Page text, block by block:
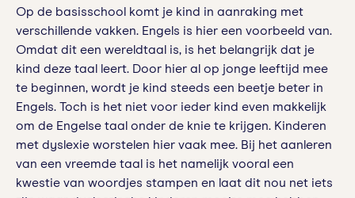
Op de basisschool komt je kind in aanraking met
verschillende vakken. Engels is hier een voorbeeld van.
Omdat dit een wereldtaal is, is het belangrijk dat je
kind deze taal leert. Door hier al op jonge leeftijd mee
te beginnen, wordt je kind steeds een beetje beter in
Engels. Toch is het niet voor ieder kind even makkelijk
om de Engelse taal onder de knie te krijgen. Kinderen
met dyslexie worstelen hier vaak mee. Bij het aanleren
van een vreemde taal is het namelijk vooral een
kwestie van woordjes stampen en laat dit nou net iets